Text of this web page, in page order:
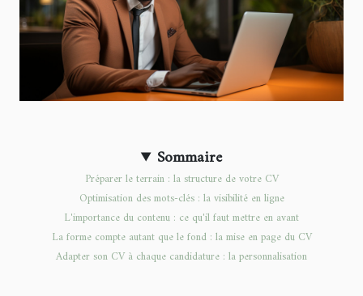
Sommaire
Préparer le terrain : la structure de votre CV
Optimisation des mots-clés : la visibilité en ligne
L'importance du contenu : ce qu'il faut mettre en avant
La forme compte autant que le fond : la mise en page du CV
Adapter son CV à chaque candidature : la personnalisation